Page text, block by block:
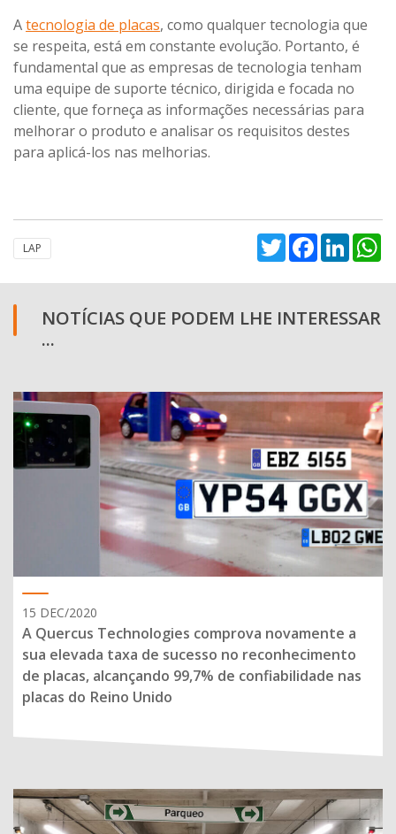
Atecnologia de placas, como qualquer tecnologia que
se respeita, está em constante evolução. Portanto, é
fundamental que as empresas de tecnologia tenham
uma equipe de suporte técnico, dirigida e focada no
cliente, que forneça as informações necessárias para
melhorar o produto e analisar os requisitos destes
para aplicá-los nas melhorias.
LAP TwitterFacebook
NOTÍCIAS QUE PODEM LHE INTERESSAR
...
15 DEC/2020
A Quercus Technologies comprova novamente a
sua elevada taxa de sucesso no reconhecimento
de placas, alcançando 99,7% de confiabilidade nas
placas do Reino Unido